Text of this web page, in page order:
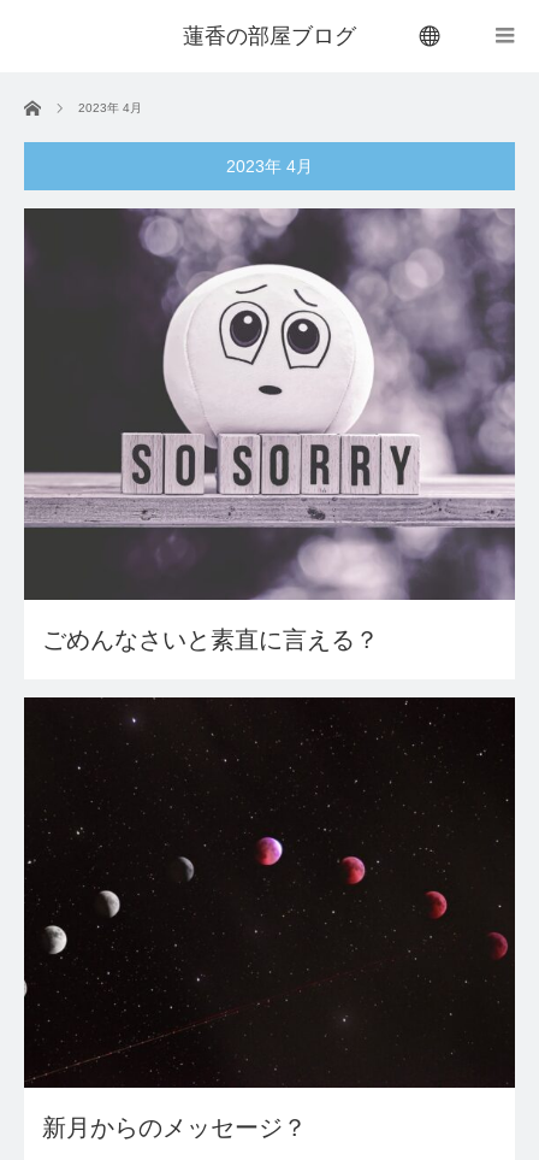
蓮香の部屋ブログ
ホーム 2023年 4月
2023年 4月
ごめんなさいと素直に言える？
新月からのメッセージ？